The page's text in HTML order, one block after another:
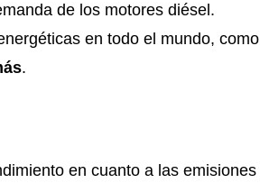
de los motores diésel.
en todo el mundo, como
.
en cuanto a las emisiones